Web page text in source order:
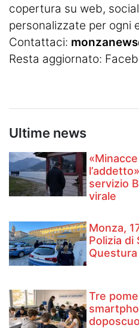
copertura su web,
personalizzate per ogni
Contattaci:
Resta aggiornato:
Ultime news
servizio
virale
Monza,
Polizia di
Questura
Tre